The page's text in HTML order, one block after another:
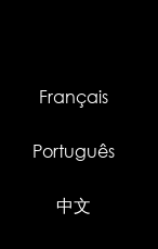
Français
Português
中文